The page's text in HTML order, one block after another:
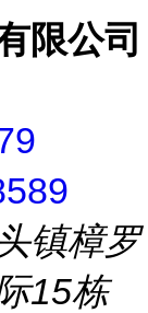
限公司
镇樟罗
15栋